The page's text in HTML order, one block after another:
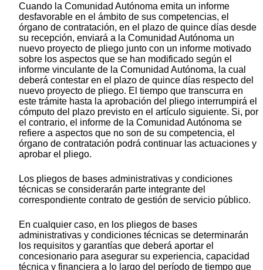
Cuando la Comunidad Autónoma emita un informe
desfavorable en el ámbito de sus competencias, el
órgano de contratación, en el plazo de quince días desde
su recepción, enviará a la Comunidad Autónoma un
nuevo proyecto de pliego junto con un informe motivado
sobre los aspectos que se han modificado según el
informe vinculante de la Comunidad Autónoma, la cual
deberá contestar en el plazo de quince días respecto del
nuevo proyecto de pliego. El tiempo que transcurra en
este trámite hasta la aprobación del pliego interrumpirá el
cómputo del plazo previsto en el artículo siguiente. Si, por
el contrario, el informe de la Comunidad Autónoma se
refiere a aspectos que no son de su competencia, el
órgano de contratación podrá continuar las actuaciones y
aprobar el pliego.
Los pliegos de bases administrativas y condiciones
técnicas se considerarán parte integrante del
correspondiente contrato de gestión de servicio público.
En cualquier caso, en los pliegos de bases
administrativas y condiciones técnicas se determinarán
los requisitos y garantías que deberá aportar el
concesionario para asegurar su experiencia, capacidad
técnica y financiera a lo largo del período de tiempo que